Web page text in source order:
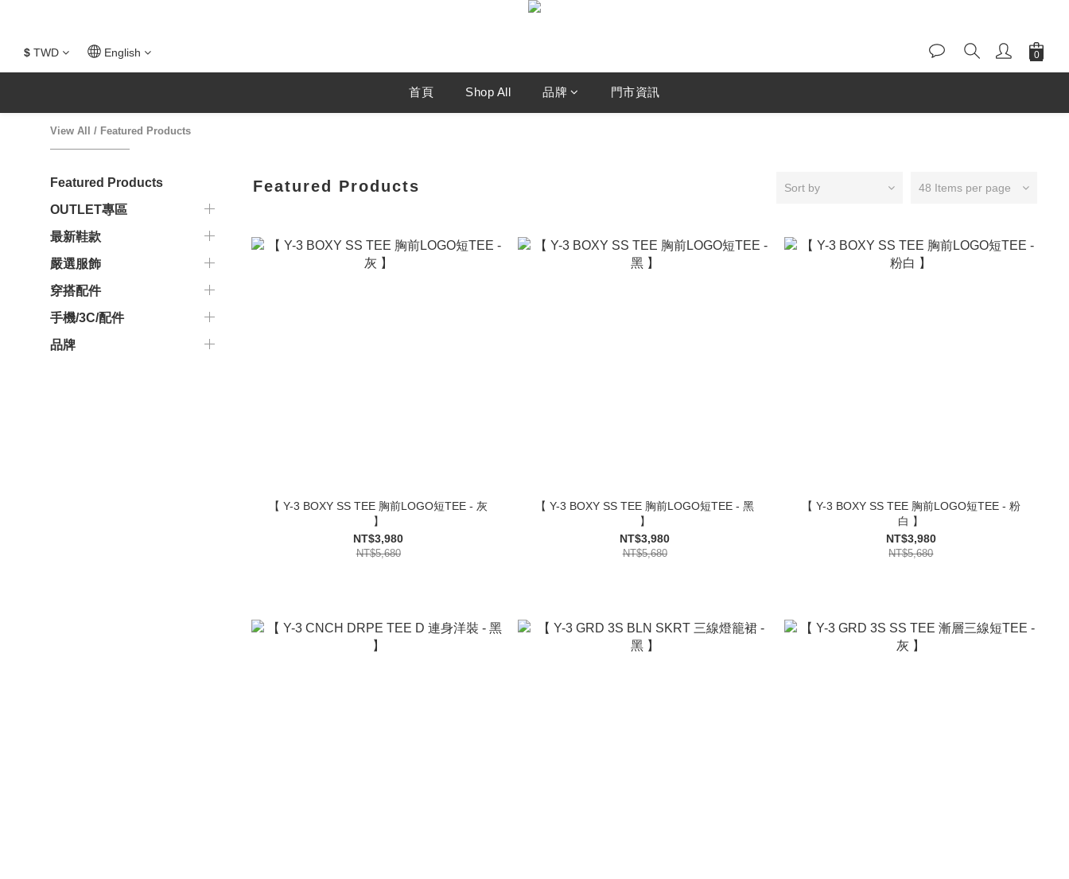
$ TWD English
首頁 Shop All 品牌 門市資訊
View All / Featured Products
Featured Products
OUTLET專區
最新鞋款
嚴選服飾
穿搭配件
手機/3C/配件
品牌
Featured Products Sort by 48 Items per page
【 Y-3 BOXY SS TEE 胸前LOGO短TEE - 灰
】
NT$3,980
NT$5,680
【 Y-3 BOXY SS TEE 胸前LOGO短TEE - 黑
】
NT$3,980
NT$5,680
【 Y-3 BOXY SS TEE 胸前LOGO短TEE - 粉
白 】
NT$3,980
NT$5,680